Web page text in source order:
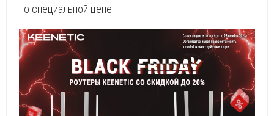
по специальной цене.